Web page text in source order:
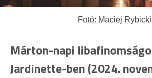
Fotó: Maciej Rybicki
Márton-napi
Jardinette-ben (2024.